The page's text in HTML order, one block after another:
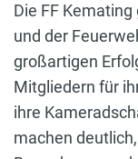
Die FF
und der
großartigen
Mitgliedern für
ihre
machen